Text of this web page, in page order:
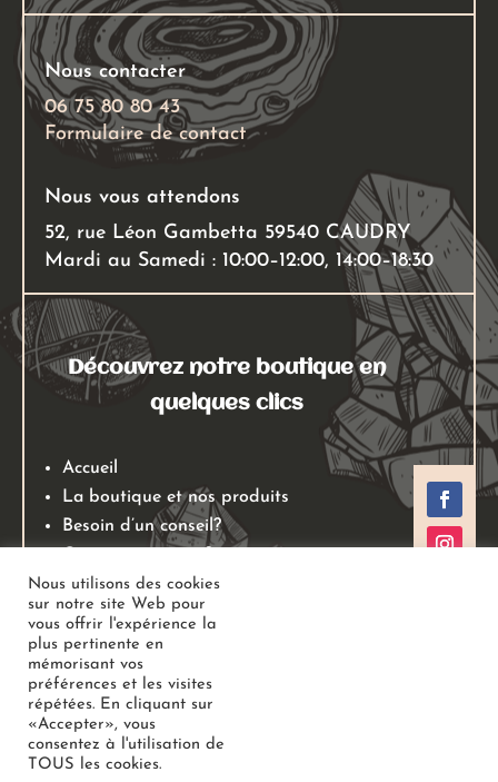
Nous contacter
06 75 80 80 43
Formulaire de contact
Nous vous attendons
52, rue Léon Gambetta 59540 CAUDRY
Mardi au Samedi : 10:00–12:00, 14:00–18:30
Découvrez notre boutique en
quelques clics
Accueil
La boutique et nos produits
Besoin d’un conseil?
Mentions légales
Conditions générales de ventes
Politiques de retours
Politique de confidentialité
Copyright Au Jardin des Gemmes
Nous utilisons des cookies
sur notre site Web pour
vous offrir l'expérience la
plus pertinente en
mémorisant vos
préférences et les visites
répétées. En cliquant sur
«Accepter», vous
consentez à l'utilisation de
TOUS les cookies.